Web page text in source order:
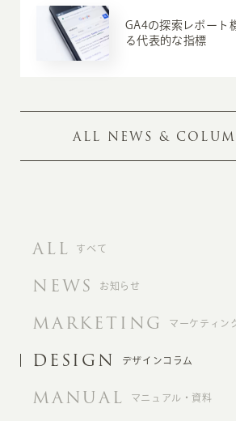
GA4の探索レポート
る代表的な指標
ALL NEWS &
ALL すべて
NEWS お知らせ
MARKETING マーケティン
DESIGN デザインコラム
MANUAL マニュアル・資料